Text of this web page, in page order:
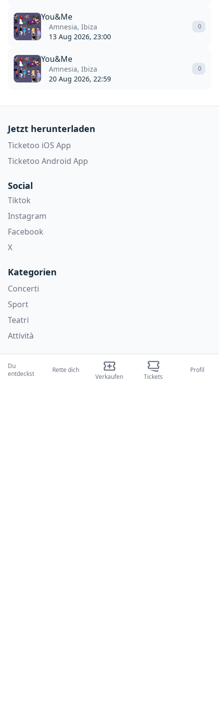
You&Me
Amnesia, Ibiza
13 Aug 2026, 23:00
0
You&Me
Amnesia, Ibiza
20 Aug 2026, 22:59
0
Jetzt herunterladen
Ticketoo iOS App
Ticketoo Android App
Social
Tiktok
Instagram
Facebook
X
Kategorien
Concerti
Sport
Teatri
Attività
Über uns
Du
entdeckst
Rette dich
Verkaufen
Tickets
Profil